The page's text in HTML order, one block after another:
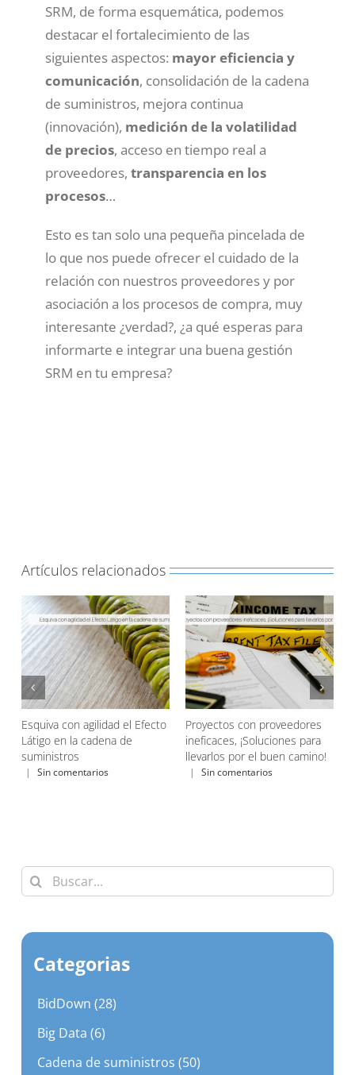
SRM, de forma esquemática, podemos
destacar el fortalecimiento de las
siguientes aspectos: mayor eficiencia y
comunicación, consolidación de la cadena
de suministros, mejora continua
(innovación), medición de la volatilidad
de precios, acceso en tiempo real a
proveedores, transparencia en los
procesos…
Esto es tan solo una pequeña pincelada de
lo que nos puede ofrecer el cuidado de la
relación con nuestros proveedores y por
asociación a los procesos de compra, muy
interesante ¿verdad?, ¿a qué esperas para
informarte e integrar una buena gestión
SRM en tu empresa?
Artículos relacionados
con agilidad el Efecto
en la cadena de
comentarios
Proyectos con proveedores
ineficaces, ¡Soluciones para
llevarlos por el buen camino!
Sin comentarios
Ante la
| Sin
Buscar:
Categorias
BidDown (28)
Big Data (6)
Cadena de suministros (50)